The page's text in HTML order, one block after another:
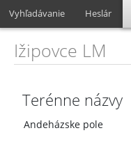
Vyhľadávanie Heslár
Ižipovce LM
Terénne názvy
Andeházske pole